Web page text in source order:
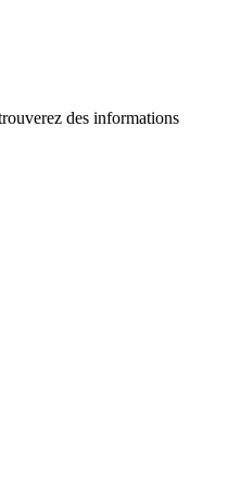
des informations